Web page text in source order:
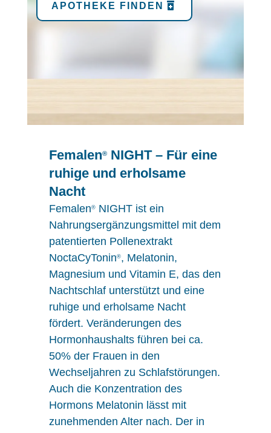
APOTHEKE FINDEN
Femalen®NIGHT – Für eine
ruhige und erholsame
Nacht
Femalen®NIGHT ist ein
Nahrungsergänzungsmittel mit dem
patentierten Pollenextrakt
NoctaCyTonin®, Melatonin,
Magnesium und Vitamin E, das den
Nachtschlaf unterstützt und eine
ruhige und erholsame Nacht
fördert. Veränderungen des
Hormonhaushalts führen bei ca.
50% der Frauen in den
Wechseljahren zu Schlafstörungen.
Auch die Konzentration des
Hormons Melatonin lässt mit
zunehmenden Alter nach. Der in